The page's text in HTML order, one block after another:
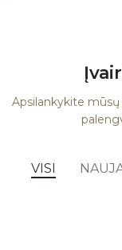
Apsilankykite
VISI